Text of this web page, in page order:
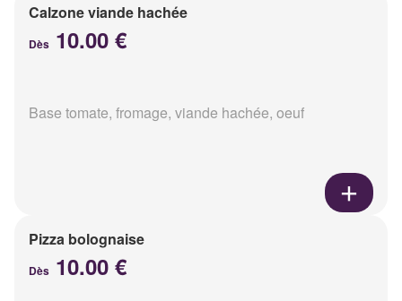
Calzone viande hachée
Dès 10.00 €
Base tomate, fromage, viande hachée, oeuf
Pizza bolognaise
Dès 10.00 €